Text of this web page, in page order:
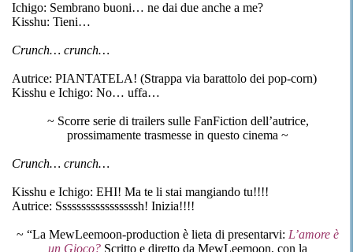
Ichigo: Sembrano buoni… ne dai due anche a me?
Kisshu: Tieni…
Crunch… crunch…
Autrice: PIANTATELA! (Strappa via barattolo dei pop-corn)
Kisshu e Ichigo: No… uffa…
~ Scorre serie di trailers sulle FanFiction dell’autrice,
prossimamente trasmesse in questo cinema ~
Crunch… crunch…
Kisshu e Ichigo: EHI! Ma te li stai mangiando tu!!!!
Autrice: Sssssssssssssssssh! Inizia!!!!
~ “La MewLeemoon-production è lieta di presentarvi: L’amore è
un Gioco? Scritto e diretto da MewLeemoon, con la